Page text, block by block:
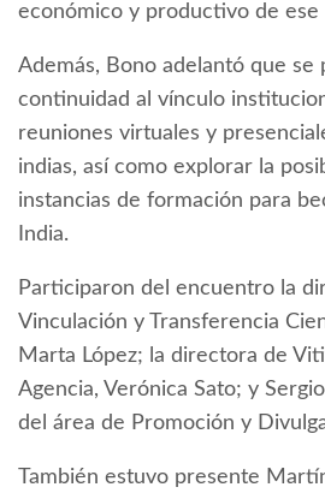
económico y productivo de ese
Además, Bono adelantó que se
continuidad al vínculo
reuniones virtuales y
indias, así como explorar la
instancias de formación para
India.
Participaron del encuentro la
Vinculación y Transferencia
Marta López; la directora de
Agencia, Verónica Sato; y
del área de Promoción y
También estuvo presente